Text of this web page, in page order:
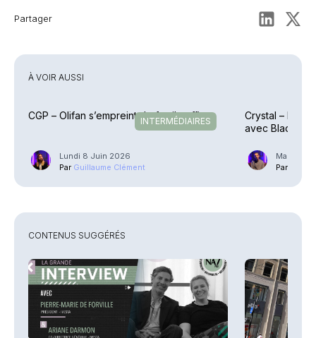
Partager
À VOIR AUSSI
INTERMÉDIAIRES
CGP – Olifan s’empreint de family office
Lundi 8 Juin 2026
Par Guillaume Clément
Crystal –
avec
Mardi 24
Par
CONTENUS SUGGÉRÉS